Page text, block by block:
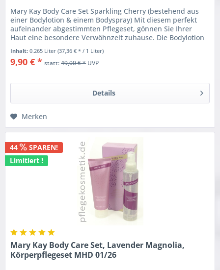
Mary Kay Body Care Set Sparkling Cherry (bestehend aus
einer Bodylotion & einem Bodyspray) Mit diesem perfekt
aufeinander abgestimmten Pflegeset, gönnen Sie Ihrer
Haut eine besondere Verwöhnzeit zuhause. Die Bodylotion
Inhalt:0.265 Liter(37,36 € * / 1 Liter)
9,90 € * statt:49,00 € *UVP
Details
Merken
44
SPAREN!
Limitiert !
Mary Kay Body Care Set, Lavender Magnolia,
Körperpflegeset MHD 01/26